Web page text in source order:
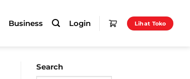
Business Login Lihat Toko
Search